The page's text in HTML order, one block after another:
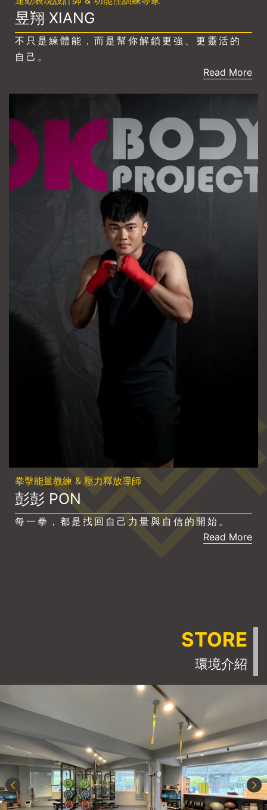
昱翔 XIANG
不只是練體能，而是幫你解鎖更強、更靈活的
自己。
Read More
拳擊能量教練 & 壓力釋放導師
彭彭 PON
每一拳，都是找回自己力量與自信的開始。
Read More
STORE
環境介紹